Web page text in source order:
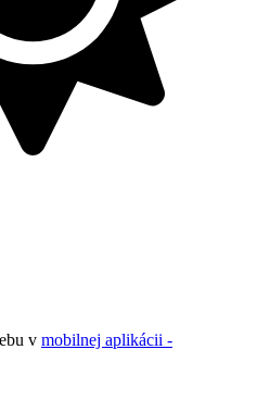
v mobilnej aplikácii -